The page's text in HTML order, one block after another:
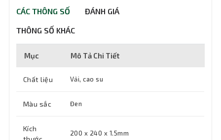
CÁC THÔNG SỐ ĐÁNH GIÁ
THÔNG SỐ KHÁC
Mục Mô Tả Chi Tiết
Chất liệu Vải, cao su
Màu sắc Đen
Kích
200 x 240 x 1.5mm